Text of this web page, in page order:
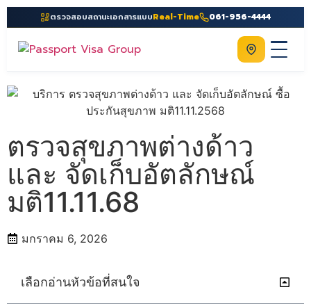
ตรวจสอบสถานะเอกสารแบบReal-Time 061-956-4444
Home
บริการ
คู่มือ
ความรู้
ประเทศ
ติดต่อเรา
ตรวจสุขภาพต่างด้าว
และ จัดเก็บอัตลักษณ์
มติ11.11.68
มกราคม 6, 2026
เลือกอ่านหัวข้อที่สนใจ